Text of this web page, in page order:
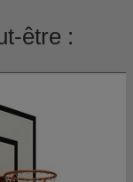
être :